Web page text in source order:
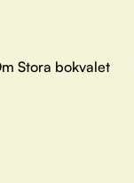
Stora bokvalet